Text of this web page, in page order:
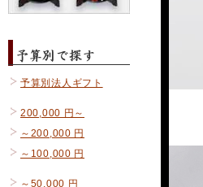
予算別法人ギフト
200,000 円～
～200,000 円
～100,000 円
～50,000 円